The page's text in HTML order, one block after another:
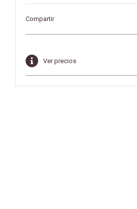
Compartir
Ver precios